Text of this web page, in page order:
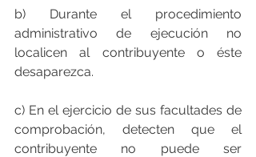
b) Durante el procedimiento
administrativo de ejecución no
localicen al contribuyente o éste
desaparezca.
c) En el ejercicio de sus facultades de
comprobación, detecten que el
contribuyente no puede ser